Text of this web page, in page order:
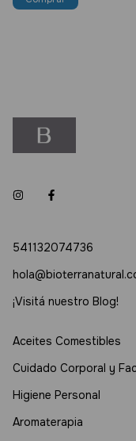
541132074736
¡Visitá nuestro Blog!
Aceites Comestibles
Cuidado Corporal y
Higiene Personal
Aromaterapia